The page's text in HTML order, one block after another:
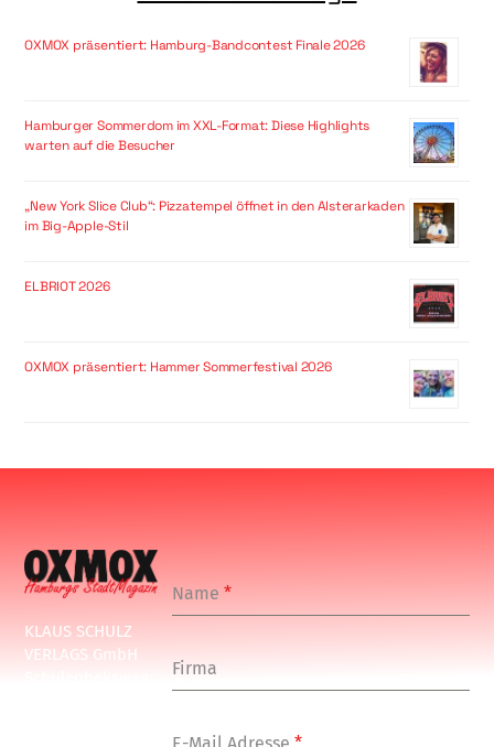
OXMOX präsentiert: Hamburg-Bandcontest Finale 2026
Hamburger Sommerdom im XXL-Format: Diese Highlights
warten auf die Besucher
„New York Slice Club“: Pizzatempel öffnet in den Alsterarkaden
im Big-Apple-Stil
ELBRIOT 2026
OXMOX präsentiert: Hammer Sommerfestival 2026
KLAUS SCHULZ
VERLAGS GmbH
Name*
Firma